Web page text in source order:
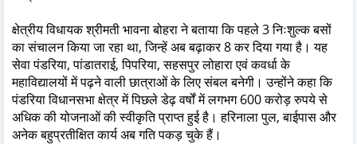
क्षेत्रीय विधायक श्रीमती भावना बोहरा ने बताया कि पहले 3 निःशुल्क बसों
का संचालन किया जा रहा था, जिन्हें अब बढ़ाकर 8 कर दिया गया है। यह
सेवा पंडरिया, पांडातराई, पिपरिया, सहसपुर लोहारा एवं कवर्धा के
महाविद्यालयों में पढ़ने वाली छात्राओं के लिए संबल बनेगी। उन्होंने कहा कि
पंडरिया विधानसभा क्षेत्र में पिछले डेढ़ वर्षों में लगभग 600 करोड़ रुपये से
अधिक की योजनाओं की स्वीकृति प्राप्त हुई है। हरिनाला पुल, बाईपास और
अनेक बहुप्रतीक्षित कार्य अब गति पकड़ चुके हैं।